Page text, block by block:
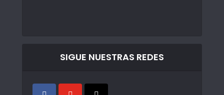
SIGUE NUESTRAS REDES